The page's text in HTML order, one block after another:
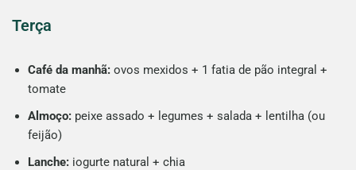
Terça
Café da manhã: ovos mexidos + 1 fatia de pão integral +
tomate
Almoço: peixe assado + legumes + salada + lentilha (ou
feijão)
Lanche: iogurte natural + chia